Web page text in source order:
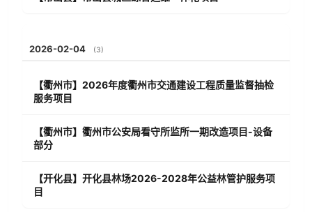
2026-02-04 (3)
【衢州市】2026年度衢州市交通建设工程质量监督抽检
服务项目
【衢州市】衢州市公安局看守所监所一期改造项目-设备
部分
【开化县】开化县林场2026-2028年公益林管护服务项
目